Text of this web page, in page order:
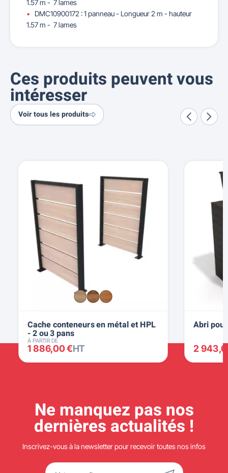
1.57 m - 7 lames
DMC10900172 : 1 panneau - Longueur 2 m - hauteur
1.57 m - 7 lames
Ces produits peuvent vous
intéresser
Voir tous les produits
Cache conteneurs en métal et HPL
- 2 ou 3 pans
À PARTIR DE
1 886,00 €HT
Abri
2
Ne manquez pas nos
dernières actualités !
Inscrivez-vous à la newsletter pour recevoir toutes nos infos